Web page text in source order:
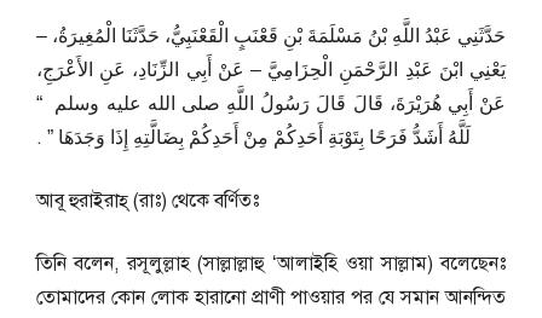
حَدَّثَنِي عَبْدُ اللَّهِ بْنُ مَسْلَمَةَ بْنِ قَعْنَبٍ الْقَعْنَبِيُّ، حَدَّثَنَا الْمُغِيرَةُ، –
يَعْنِي ابْنَ عَبْدِ الرَّحْمَنِ الْحِزَامِيَّ – عَنْ أَبِي الزِّنَادِ، عَنِ الأَعْرَجِ،
عَنْ أَبِي هُرَيْرَةَ، قَالَ قَالَ رَسُولُ اللَّهِ صلى الله عليه وسلم ‏ “‏
لَلَّهُ أَشَدُّ فَرَحًا بِتَوْبَةِ أَحَدِكُمْ مِنْ أَحَدِكُمْ بِضَالَّتِهِ إِذَا وَجَدَهَا ‏”‏ ‏.‏
আবূ হুরাইরাহ্‌ (রাঃ) থেকে বর্ণিতঃ
তিনি বলেন, রসূলুল্লাহ (সাল্লাল্লাহু ‘আলাইহি ওয়া সাল্লাম) বলেছেনঃ
তোমাদের কোন লোক হারানো প্রাণী পাওয়ার পর যে সমান আনন্দিত